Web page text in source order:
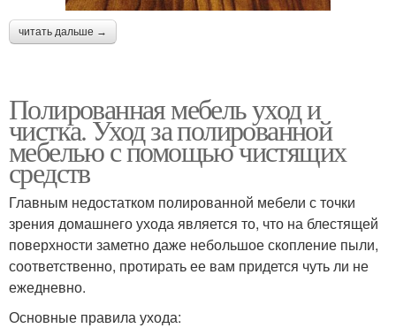
читать дальше →
Полированная мебель уход и
чистка. Уход за полированной
мебелью с помощью чистящих
средств
Главным недостатком полированной мебели с точки
зрения домашнего ухода является то, что на блестящей
поверхности заметно даже небольшое скопление пыли,
соответственно, протирать ее вам придется чуть ли не
ежедневно.
Основные правила ухода: